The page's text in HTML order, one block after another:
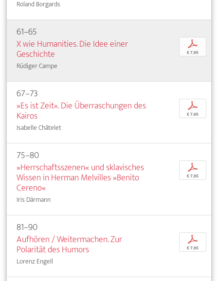
Roland Borgards
61–65
X wie Humanities. Die Idee einer
Geschichte
Rüdiger Campe
p
€ 7,95
67–73
»Es ist Zeit«. Die Überraschungen des
Kairos
Isabelle Châtelet
p
€ 7,95
75–80
»Herrschaftsszenen« und sklavisches
Wissen in Herman Melvilles »Benito
Cereno«
Iris Därmann
p
€ 7,95
81–90
Aufhören / Weitermachen. Zur
Polarität des Humors
Lorenz Engell
p
€ 7,95